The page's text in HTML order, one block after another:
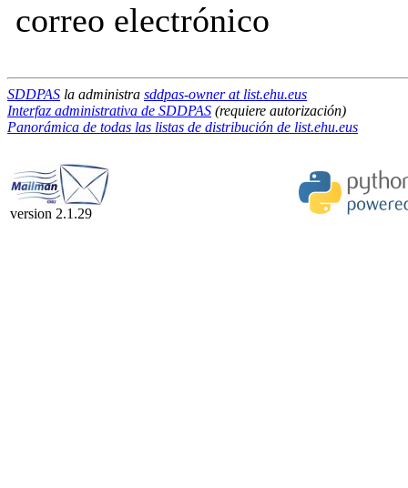
correo electrónico
SDDPAS la administra sddpas-owner at list.ehu.eus
Interfaz administrativa de SDDPAS (requiere autorización)
Panorámica de todas las listas de distribución de list.ehu.eus
version 2.1.29